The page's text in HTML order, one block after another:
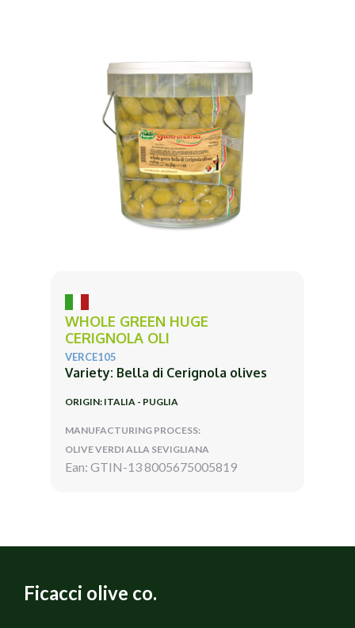
WHOLE GREEN HUGE
CERIGNOLA OLI
VERCE105
Variety: Bella di Cerignola olives
ORIGIN: ITALIA - PUGLIA
MANUFACTURING PROCESS:
OLIVE VERDI ALLA SEVIGLIANA
Ean: GTIN-13 8005675005819
Ficacci olive co.